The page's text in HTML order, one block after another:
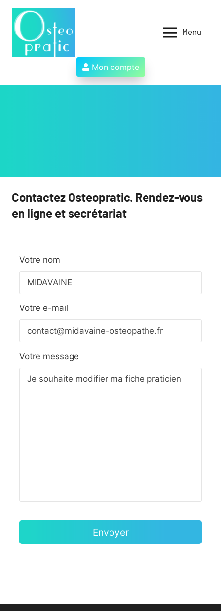
Aller
contenu
des
ostéopathes
et
Menu
Mon compte
Contactez Osteopratic. Rendez-vous
en ligne et secrétariat
Votre nom
Votre e-mail
Votre message